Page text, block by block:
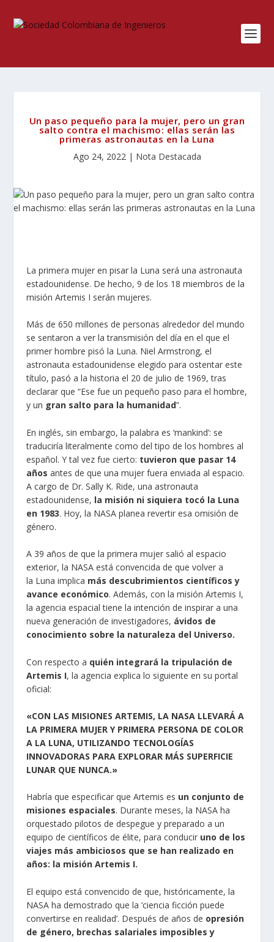
Un paso pequeño para la mujer, pero un gran
salto contra el machismo: ellas serán las
primeras astronautas en la Luna
Ago 24, 2022| Nota Destacada
La primera mujer en pisar la Luna será una astronauta
estadounidense. De hecho, 9 de los 18 miembros de la
misión Artemis I serán mujeres.
Más de 650 millones de personas alrededor del mundo
se sentaron a ver la transmisión del día en el que el
primer hombre pisó la Luna. Niel Armstrong, el
astronauta estadounidense elegido para ostentar este
título, pasó a la historia el 20 de julio de 1969, tras
declarar que “Ese fue un pequeño paso para el hombre,
y un gran salto para la humanidad”.
En inglés, sin embargo, la palabra es ‘mankind’: se
traduciría literalmente como del tipo de los hombres al
español. Y tal vez fue cierto: tuvieron que pasar 14
años antes de que una mujer fuera enviada al espacio.
A cargo de Dr. Sally K. Ride, una astronauta
estadounidense, la misión ni siquiera tocó la Luna
en 1983. Hoy, la NASA planea revertir esa omisión de
género.
A 39 años de que la primera mujer salió al espacio
exterior, la NASA está convencida de que volver a
la Luna implica más descubrimientos científicos y
avance económico. Además, con la misión Artemis I,
la agencia espacial tiene la intención de inspirar a una
nueva generación de investigadores, ávidos de
conocimiento sobre la naturaleza del Universo.
Con respecto a quién integrará la tripulación de
Artemis I, la agencia explica lo siguiente en su portal
oficial:
«CON LAS MISIONES ARTEMIS, LA NASA LLEVARÁ A
LA PRIMERA MUJER Y PRIMERA PERSONA DE COLOR
A LA LUNA, UTILIZANDO TECNOLOGÍAS
INNOVADORAS PARA EXPLORAR MÁS SUPERFICIE
LUNAR QUE NUNCA.»
Habría que especificar que Artemis es un conjunto de
misiones espaciales. Durante meses, la NASA ha
orquestado pilotos de despegue y preparado a un
equipo de científicos de élite, para conducir uno de los
viajes más ambiciosos que se han realizado en
años: la misión Artemis I.
El equipo está convencido de que, históricamente, la
NASA ha demostrado que la ‘ciencia ficción puede
convertirse en realidad’. Después de años de opresión
de género, brechas salariales imposibles y